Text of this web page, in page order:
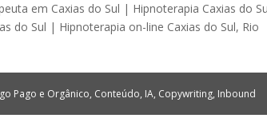
em Caxias do Sul | Hipnoterapia Caxias do
do Sul | Hipnoterapia on-line Caxias do Sul, Rio
Pago e Orgânico, Conteúdo, IA, Copywriting, Inbound